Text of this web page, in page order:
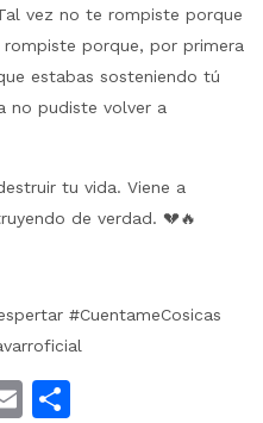
vez no te rompiste porque
porque, por primera
estabas sosteniendo tú
no pudiste volver a
tu vida. Viene a
de verdad. 💔🔥
#CuentameCosicas
Email